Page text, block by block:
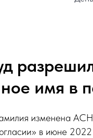
имя в
изменена
в июне 2022